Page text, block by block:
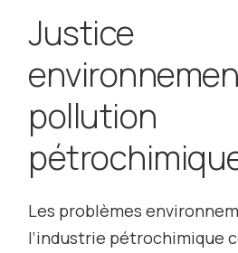
Justice
pollution
Les problèmes
l’industrie pétrochimique